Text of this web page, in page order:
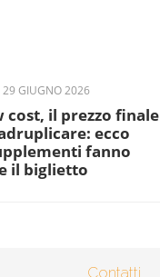
29 GIUGNO 2026
cost, il prezzo finale
ecco
fanno
il biglietto
Contatti